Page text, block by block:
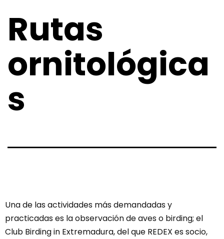
Rutas
ornitológica
s
Una de las actividades más demandadas y
practicadas es la observación de aves o birding; el
Club Birding in Extremadura, del que REDEX es socio,